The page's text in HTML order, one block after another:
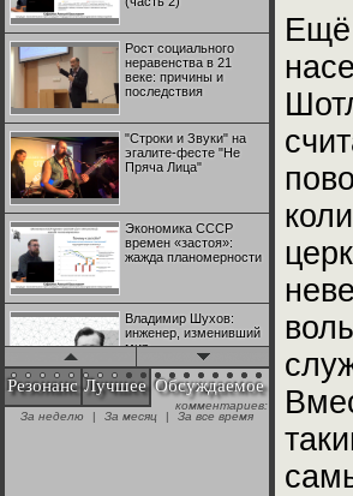
Рост социального
неравенства в 21
веке: причины и
последствия
"Строки и Звуки" на
эгалите-фесте "Не
Пряча Лица"
Экономика СССР
времен «застоя»:
жажда планомерности
Владимир Шухов:
инженер, изменивший
мир
"Аркадий Коц" на
эгалите-фесте "Не
Резонанс Лучшее Обсуждаемое
комментариев:
За неделю
| За месяц | За все время
Ещё